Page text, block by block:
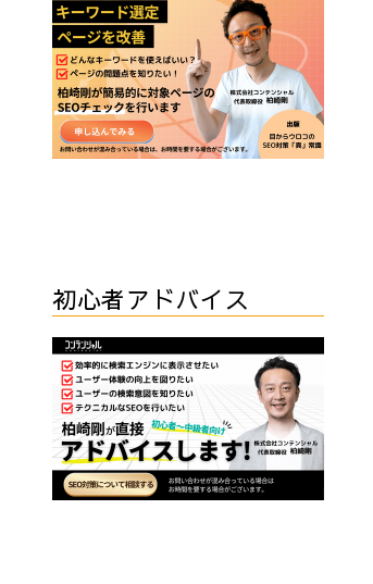
初心者アドバイス